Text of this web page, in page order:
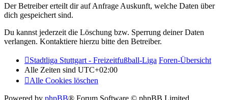
Der Betreiber erteilt dir auf Anfrage Auskunft, welche Daten über
dich gespeichert sind.
Du kannst jederzeit die Löschung bzw. Sperrung deiner Daten
verlangen. Kontaktiere hierzu bitte den Betreiber.
Stadtliga Stuttgart - Freizeitfußball-Liga Foren-Übersicht
Alle Zeiten sind UTC+02:00
Alle Cookies löschen